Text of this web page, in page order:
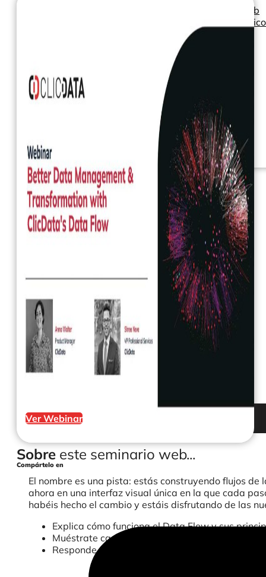
Analítica avanzada y
ML
Seminarios web
Libros
Nuestro Blog
Precios
Ver Webinar
Sobre este seminario web...
El nombre es una pista: estás construyendo flujos
ahora en una interfaz visual única en la que cada
habéis hecho el cambio y estáis disfrutando de las
Explica cómo funciona el Data Flow y sus
Muéstrate casos de uso de Data Flow
Responde a todas tus preguntas
Compártelo en